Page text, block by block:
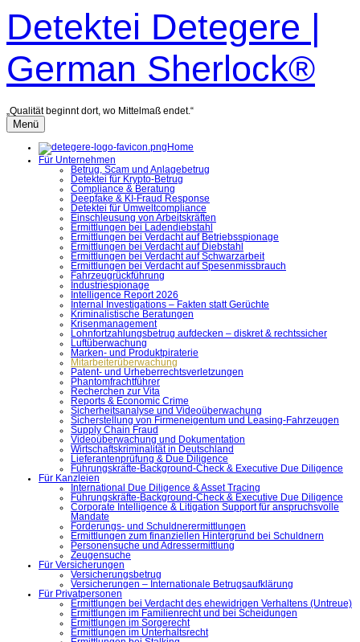
Inhalt
überspringen
Detektei Detegere |
German Sherlock®
„Qualität beginnt dort, wo Mittelmaß endet.“
Menü
Home
Für Unternehmen
Betrug, Scam und Anlagebetrug
Detektei für Krypto-Betrug
Compliance & Beratung
Deepfake & KI-Fraud Response
Detektei für Umweltcompliance
Einschleusung von Arbeitskräften
Ermittlungen bei Ladendiebstahl
Ermittlungen bei Verdacht auf Betriebsspionage
Ermittlungen bei Verdacht auf Diebstahl
Ermittlungen bei Verdacht auf Schwarzarbeit
Ermittlungen bei Verdacht auf Spesenmissbrauch
Fahrzeugrückführung
Industriespionage
Intelligence Report 2026
Internal Investigations – Fakten statt Gerüchte
Kriminalistische Beratungen
Krisenmanagement
Lohnfortzahlungsbetrug aufdecken – diskret & rechtssicher
Luftüberwachung
Marken- und Produktpiraterie
Mitarbeiterüberwachung
Patent- und Urheberrechtsverletzungen
Phantomfrachtführer
Recherchen zur Vita
Reports & Economic Crime
Sicherheitsanalyse und Videoüberwachung
Sicherstellung von Firmeneigentum und Leasing-Fahrzeugen
Supply Chain Fraud
Videoüberwachung und Dokumentation
Wirtschaftskriminalität in Deutschland
Lieferantenprüfung & Due Diligence
Führungskräfte-Background-Check & Executive Due Diligence
Für Kanzleien
International Due Diligence & Asset Tracing
Führungskräfte-Background-Check & Executive Due Diligence
Corporate Intelligence & Litigation Support für anspruchsvolle
Mandate
Forderungs- und Schuldnerermittlungen
Ermittlungen zum finanziellen Hintergrund bei Schuldnern
Personensuche und Adressermittlung
Zeugensuche
Für Versicherungen
Versicherungsbetrug
Versicherungen – Internationale Betrugsaufklärung
Für Privatpersonen
Ermittlungen bei Verdacht des ehewidrigen Verhaltens (Untreue)
Ermittlungen im Familienrecht und bei Scheidungen
Ermittlungen im Sorgerecht
Ermittlungen im Unterhaltsrecht